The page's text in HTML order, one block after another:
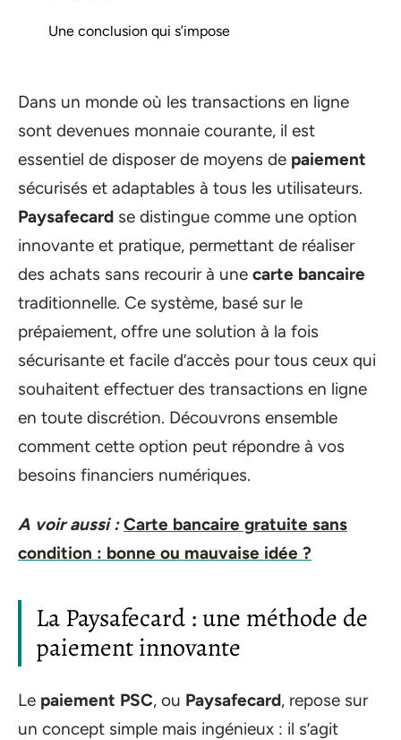
Une conclusion qui s’impose
Dans un monde où les transactions en ligne
sont devenues monnaie courante, il est
essentiel de disposer de moyens de paiement
sécurisés et adaptables à tous les utilisateurs.
Paysafecard se distingue comme une option
innovante et pratique, permettant de réaliser
des achats sans recourir à une carte bancaire
traditionnelle. Ce système, basé sur le
prépaiement, offre une solution à la fois
sécurisante et facile d’accès pour tous ceux qui
souhaitent effectuer des transactions en ligne
en toute discrétion. Découvrons ensemble
comment cette option peut répondre à vos
besoins financiers numériques.
A voir aussi : Carte bancaire gratuite sans
condition : bonne ou mauvaise idée ?
La Paysafecard : une méthode de
paiement innovante
Le paiement PSC, ou Paysafecard, repose sur
un concept simple mais ingénieux : il s’agit